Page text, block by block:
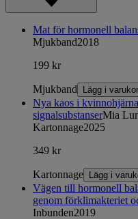
Mat för hormonell
Mjukband2018
199 kr
Mjukband Lägg i
Nya kaos i
signalsubstanserMia
Kartonnage2025
349 kr
Kartonnage Lägg i
Vägen till hormonell
genom förklimakteriet
Inbunden2019